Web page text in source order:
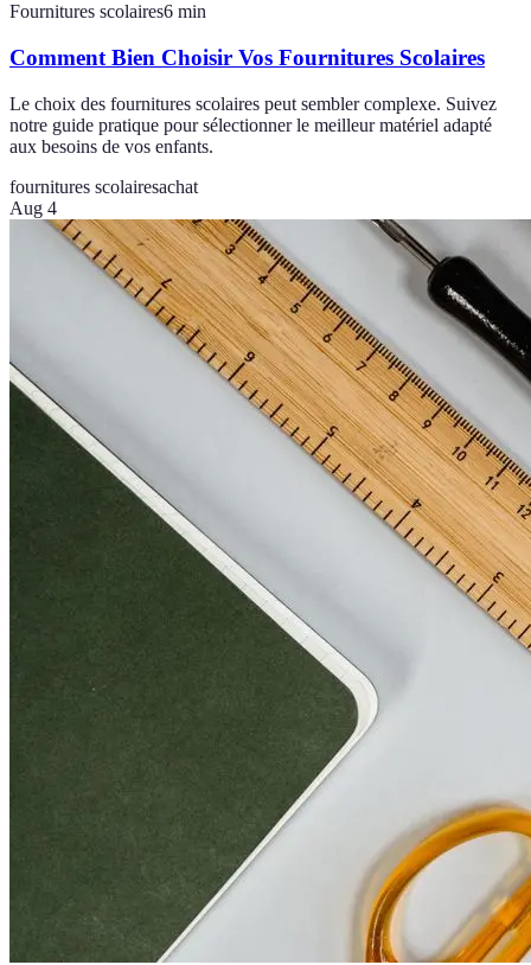
Fournitures scolaires6 min
Comment Bien Choisir Vos Fournitures Scolaires
Le choix des fournitures scolaires peut sembler complexe. Suivez
notre guide pratique pour sélectionner le meilleur matériel adapté
aux besoins de vos enfants.
fournitures scolairesachat
Aug 4